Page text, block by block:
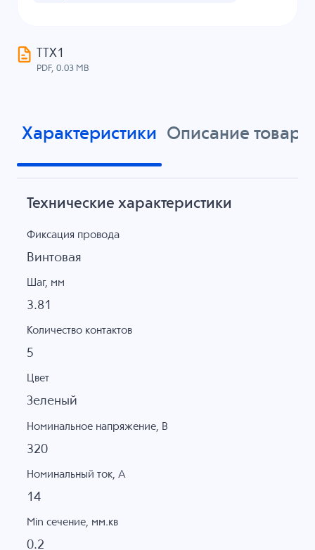
ТТХ1
PDF, 0.03 MB
Характеристики Описание товара
Технические характеристики
Фиксация провода
Винтовая
Шаг, мм
3.81
Количество контактов
5
Цвет
Зеленый
Номинальное напряжение, B
320
Номинальный ток, А
14
Min сечение, мм.кв
0.2